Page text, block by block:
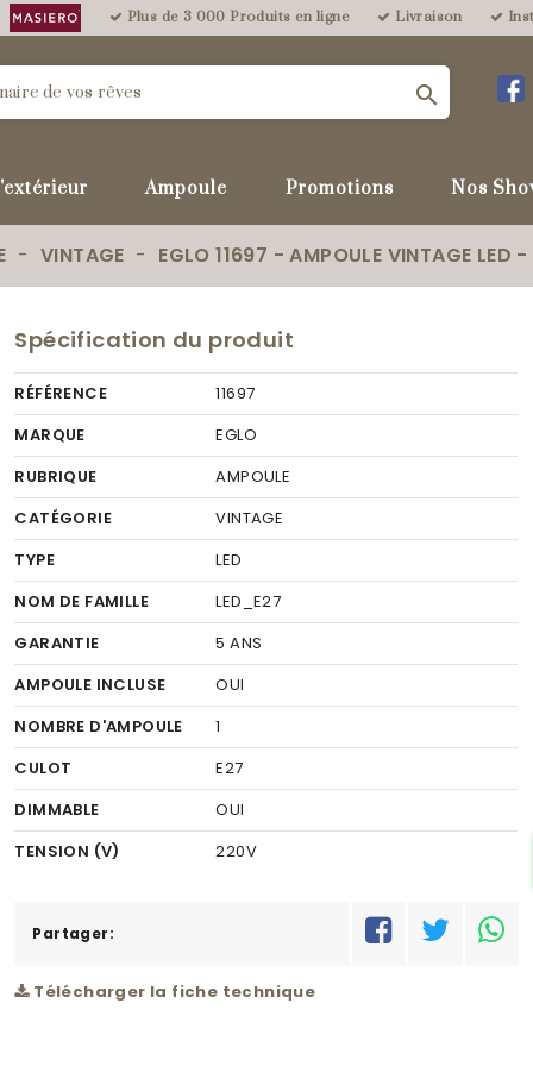
Plus de 3 000 Produits en ligne Livraison

Ampoule Promotions Nos
VINTAGE EGLO 11697 - AMPOULE VINTAGE LED
Spécification du produit
RÉFÉRENCE
11697
MARQUE
EGLO
RUBRIQUE
AMPOULE
CATÉGORIE
VINTAGE
TYPE
LED
NOM DE FAMILLE
LED_E27
GARANTIE
5 ANS
AMPOULE INCLUSE
OUI
NOMBRE D'AMPOULE
1
CULOT
E27
DIMMABLE
OUI
TENSION (V)
220V
DIAMÈTRE
Partager:
Télécharger la fiche technique